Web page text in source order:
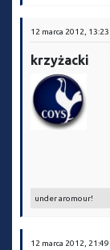
12 marca 2012, 13:23
krzyżacki
under aromour!
12 marca 2012, 21:49